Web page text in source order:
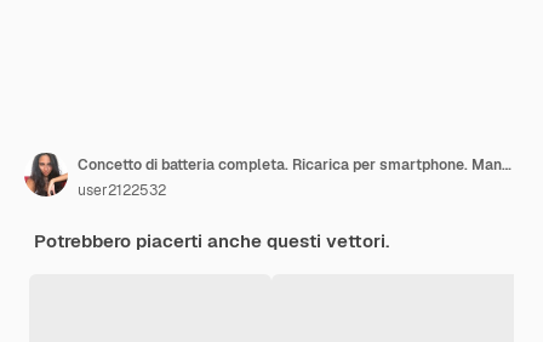
Concetto di batteria completa. Ricarica per smartphone. Mano fare clic su un display del telefono. Design piatto. Illustrazione.
user2122532
Potrebbero piacerti anche questi vettori.